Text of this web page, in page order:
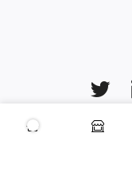
copyright ©